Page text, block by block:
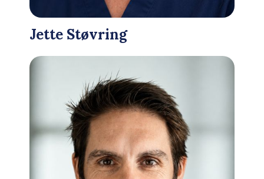
Jette Støvring